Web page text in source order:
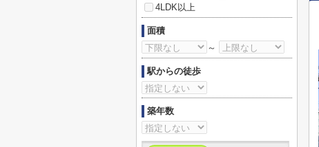
4LDK以上
面積
～
駅からの徒歩
築年数